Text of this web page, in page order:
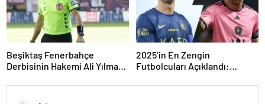
Beşiktaş Fenerbahçe
Derbisinin Hakemi Ali Yılmaz
2025’in En Zengin
Futbolcuları Açıklandı: